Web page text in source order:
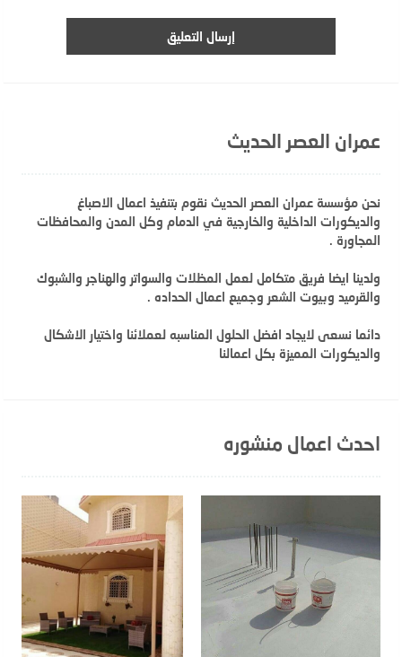
عمران العصر الحديث
نحن مؤسسة عمران العصر الحديث نقوم بتنفيذ اعمال الاصباغ
والديكورات الداخلية والخارجية في الدمام وكل المدن والمحافظات
المجاورة .
ولدينا ايضا فريق متكامل لعمل المظلات والسواتر والهناجر والشبوك
والقرميد وبيوت الشعر وجميع اعمال الحداده .
دائما نسعى لايجاد افضل الحلول المناسبه لعملائنا واختيار الاشكال
والديكورات المميزة بكل اعمالنا
احدث اعمال منشوره